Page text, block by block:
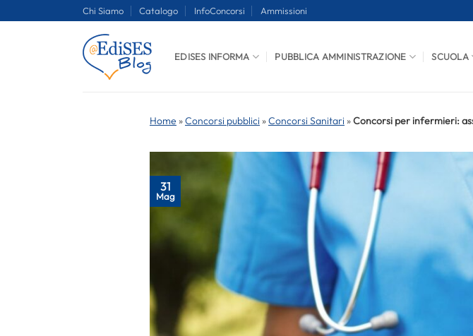
Chi Siamo Catalogo InfoConcorsi Ammissioni
EDISES INFORMA PUBBLICA AMMINISTRAZIONE SCUOLA
Home »Concorsi pubblici »Concorsi Sanitari »Concorsi per infermieri:
31
Mag